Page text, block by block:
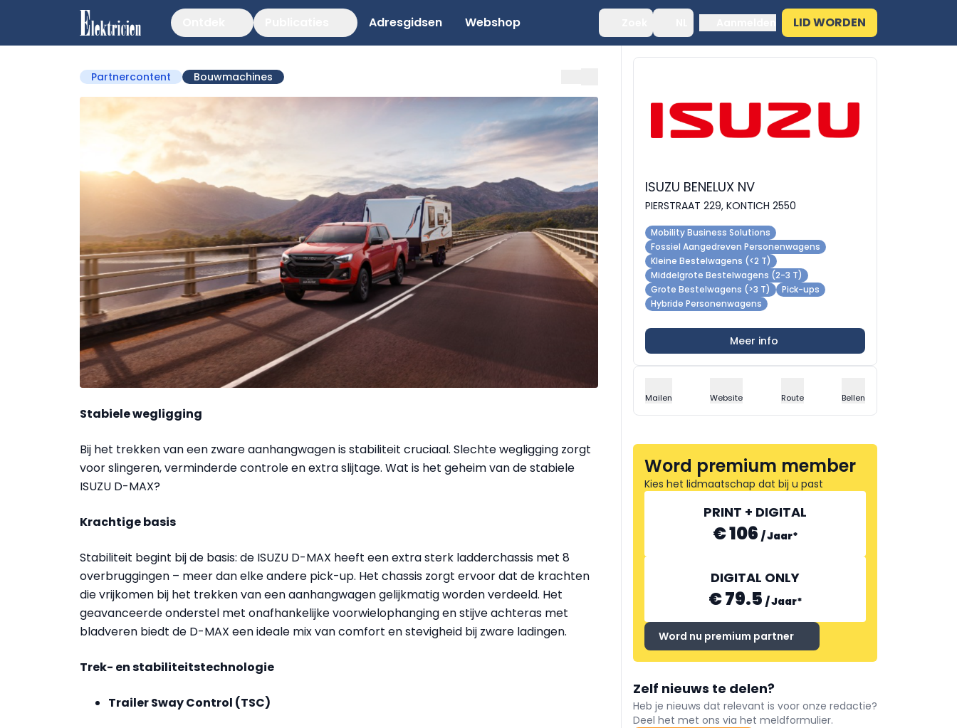
Adresgidsen Webshop LID WORDEN
Partnercontent Bouwmachines
Stabiele wegligging
Bij het trekken van een zware aanhangwagen is stabiliteit cruciaal. Slechte wegligging zorgt
voor slingeren, verminderde controle en extra slijtage. Wat is het geheim van de stabiele
ISUZU D-MAX?
Krachtige basis
Stabiliteit begint bij de basis: de ISUZU D-MAX heeft een extra sterk ladderchassis met 8
overbruggingen – meer dan elke andere pick-up. Het chassis zorgt ervoor dat de krachten
die vrijkomen bij het trekken van een aanhangwagen gelijkmatig worden verdeeld. Het
geavanceerde onderstel met onafhankelijke voorwielophanging en stijve achteras met
bladveren biedt de D-MAX een ideale mix van comfort en stevigheid bij zware ladingen.
Trek- en stabiliteitstechnologie
Trailer Sway Control (TSC)
ISUZU BENELUX NV
PIERSTRAAT 229, KONTICH 2550
Mobility Business Solutions
Fossiel Aangedreven Personenwagens
Kleine Bestelwagens (<2 T)
Middelgrote Bestelwagens (2-3 T)
Grote Bestelwagens (>3 T)
Pick-ups
Hybride Personenwagens
Meer info
Mailen Website Route Bellen
Word premium member
Kies het lidmaatschap dat bij u past
PRINT + DIGITAL
€ 106 /Jaar*
DIGITAL ONLY
€ 79.5 /Jaar*
Word nu premium partner
Zelf nieuws te delen?
Heb je nieuws dat relevant is voor onze redactie?
Deel het met ons via het meldformulier.